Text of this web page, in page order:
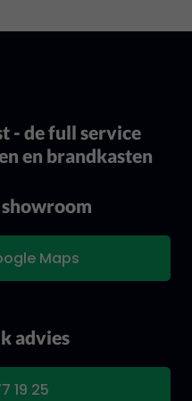
- de full service
en brandkasten
Maps
advies
19 25